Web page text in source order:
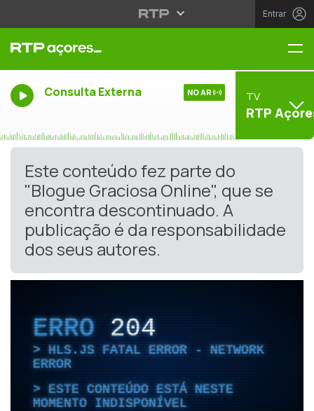
Entrar
Consulta Externa NO AR TV
RTP
Este conteúdo fez parte do
"Blogue Graciosa Online", que se
encontra descontinuado. A
publicação é da responsabilidade
dos seus autores.
ERRO204
HLS.JS FATAL ERROR - NETWORK
ERROR
ESTE CONTEÚDO ESTÁ NESTE
MOMENTO INDISPONÍVEL